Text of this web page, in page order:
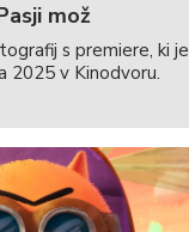
mož
s premiere, ki je
2025 v Kinodvoru.